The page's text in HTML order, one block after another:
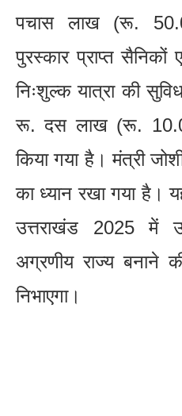
पचास लाख (रू.
पुरस्कार प्राप्त
निःशुल्क यात्रा की
रू. दस लाख (रू.
किया गया है। मंत्री
का ध्यान रखा गया है।
उत्तराखंड 2025 में
अग्रणीय राज्य बनाने
निभाएगा।